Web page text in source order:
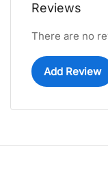
Reviews
There are no
Add Review